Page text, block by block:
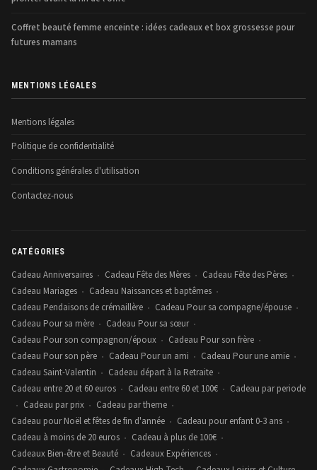
Coffret beauté femme enceinte : idées cadeaux et box grossesse pour
futures mamans
MENTIONS LÉGALES
Mentions légales
Politique de confidentialité
Conditions générales d'utilisation
Contactez-nous
CATÉGORIES
Cadeau Anniversaires • Cadeau Fête des Mères • Cadeau Fête des Pères •
Cadeau Mariages • Cadeau Naissances et baptêmes •
Cadeau Pendaisons de crémaillère • Cadeau Pour sa compagne/épouse •
Cadeau Pour sa mère • Cadeau Pour sa sœur •
Cadeau Pour son compagnon/époux • Cadeau Pour son frère •
Cadeau Pour son père • Cadeau Pour un ami • Cadeau Pour une amie •
Cadeau Saint-Valentin • Cadeau départ à la Retraite •
Cadeau entre 20 et 60 euros • Cadeau entre 60 et 100€ • Cadeau par periode
• Cadeau par prix • Cadeau par theme •
Cadeau pour Noël et fêtes de fin d'année • Cadeau pour enfant 0-3 ans •
Cadeau à moins de 20 euros • Cadeau à plus de 100€ •
Cadeaux Bien-être et Beauté • Cadeaux Expériences •